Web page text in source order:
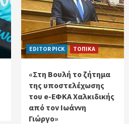
EDITOR PICK ΤΟΠΙΚΑ
«Στη Βουλή το ζήτημα
της υποστελέχωσης
του e-ΕΦΚΑ Χαλκιδικής
από τον Ιωάννη
Γιώργο»